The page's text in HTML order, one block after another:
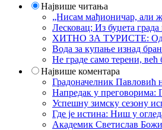
Највише читања
„Нисам мађионичар, али
Лесковац; Из буџета
ХИТНО ЗА ТУРИСТЕ: Од 5
Вода за купање изнад
Не граде само терени,
Највише коментара
Градоначелник Павловић
Напредак у преговорима:
Успешну зимску сезону
Где је истина: Ниш у
Академик Светислав